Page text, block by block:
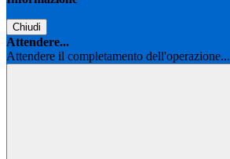
Chiudi
Attendere...
Attendere il completamento dell'operazione...